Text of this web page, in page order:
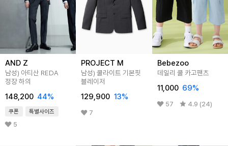
AND Z
남성) 아티산 REDA
정장 하의
148,200 44%
쿠폰 특별사이즈
5
PROJECT M
남성) 쿨라이트 기본핏
블레이저
129,900 13%
7
Bebezoo
데일리 쿨 카고팬츠
11,000 69%
57 4.9 (24)